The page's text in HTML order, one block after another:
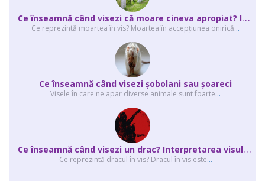
C
e înseamnă când visezi că moare cineva apropiat? Interpretarea visului în ...
Ce reprezintă moartea în vis? Moartea în accepţiunea onirică...
Ce înseamnă când visezi şobolani sau şoareci
Visele în care ne apar diverse animale sunt foarte...
C
e înseamnă când visezi un drac? Interpretarea visului în care apar unul sau...
Ce reprezintă dracul în vis? Dracul în vis este...